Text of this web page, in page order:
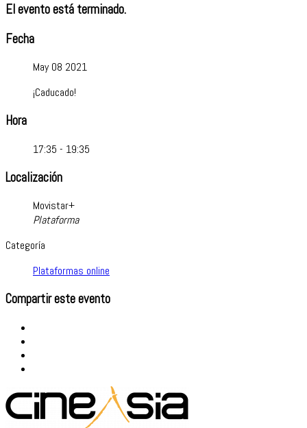
El evento está terminado.
Fecha
May 08 2021
¡Caducado!
Hora
17:35 - 19:35
Localización
Movistar+
Plataforma
Categoría
Plataformas online
Compartir este evento